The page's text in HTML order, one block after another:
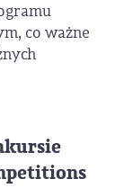
co ważne